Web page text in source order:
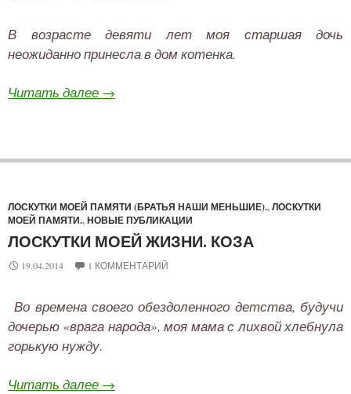
В возрасте девяти лет моя старшая дочь
неожиданно принесла в дом котенка.
Читать далее →
ЛОСКУТКИ МОЕЙ ПАМЯТИ (БРАТЬЯ НАШИ МЕНЬШИЕ).,ЛОСКУТКИ
МОЕЙ ПАМЯТИ.,НОВЫЕ ПУБЛИКАЦИИ
ЛОСКУТКИ МОЕЙ ЖИЗНИ. КОЗА
19.04.2014 1 КОММЕНТАРИЙ
Во времена своего обездоленного детства, будучи
дочерью «врага народа», моя мама с лихвой хлебнула
горькую нужду.
Читать далее →